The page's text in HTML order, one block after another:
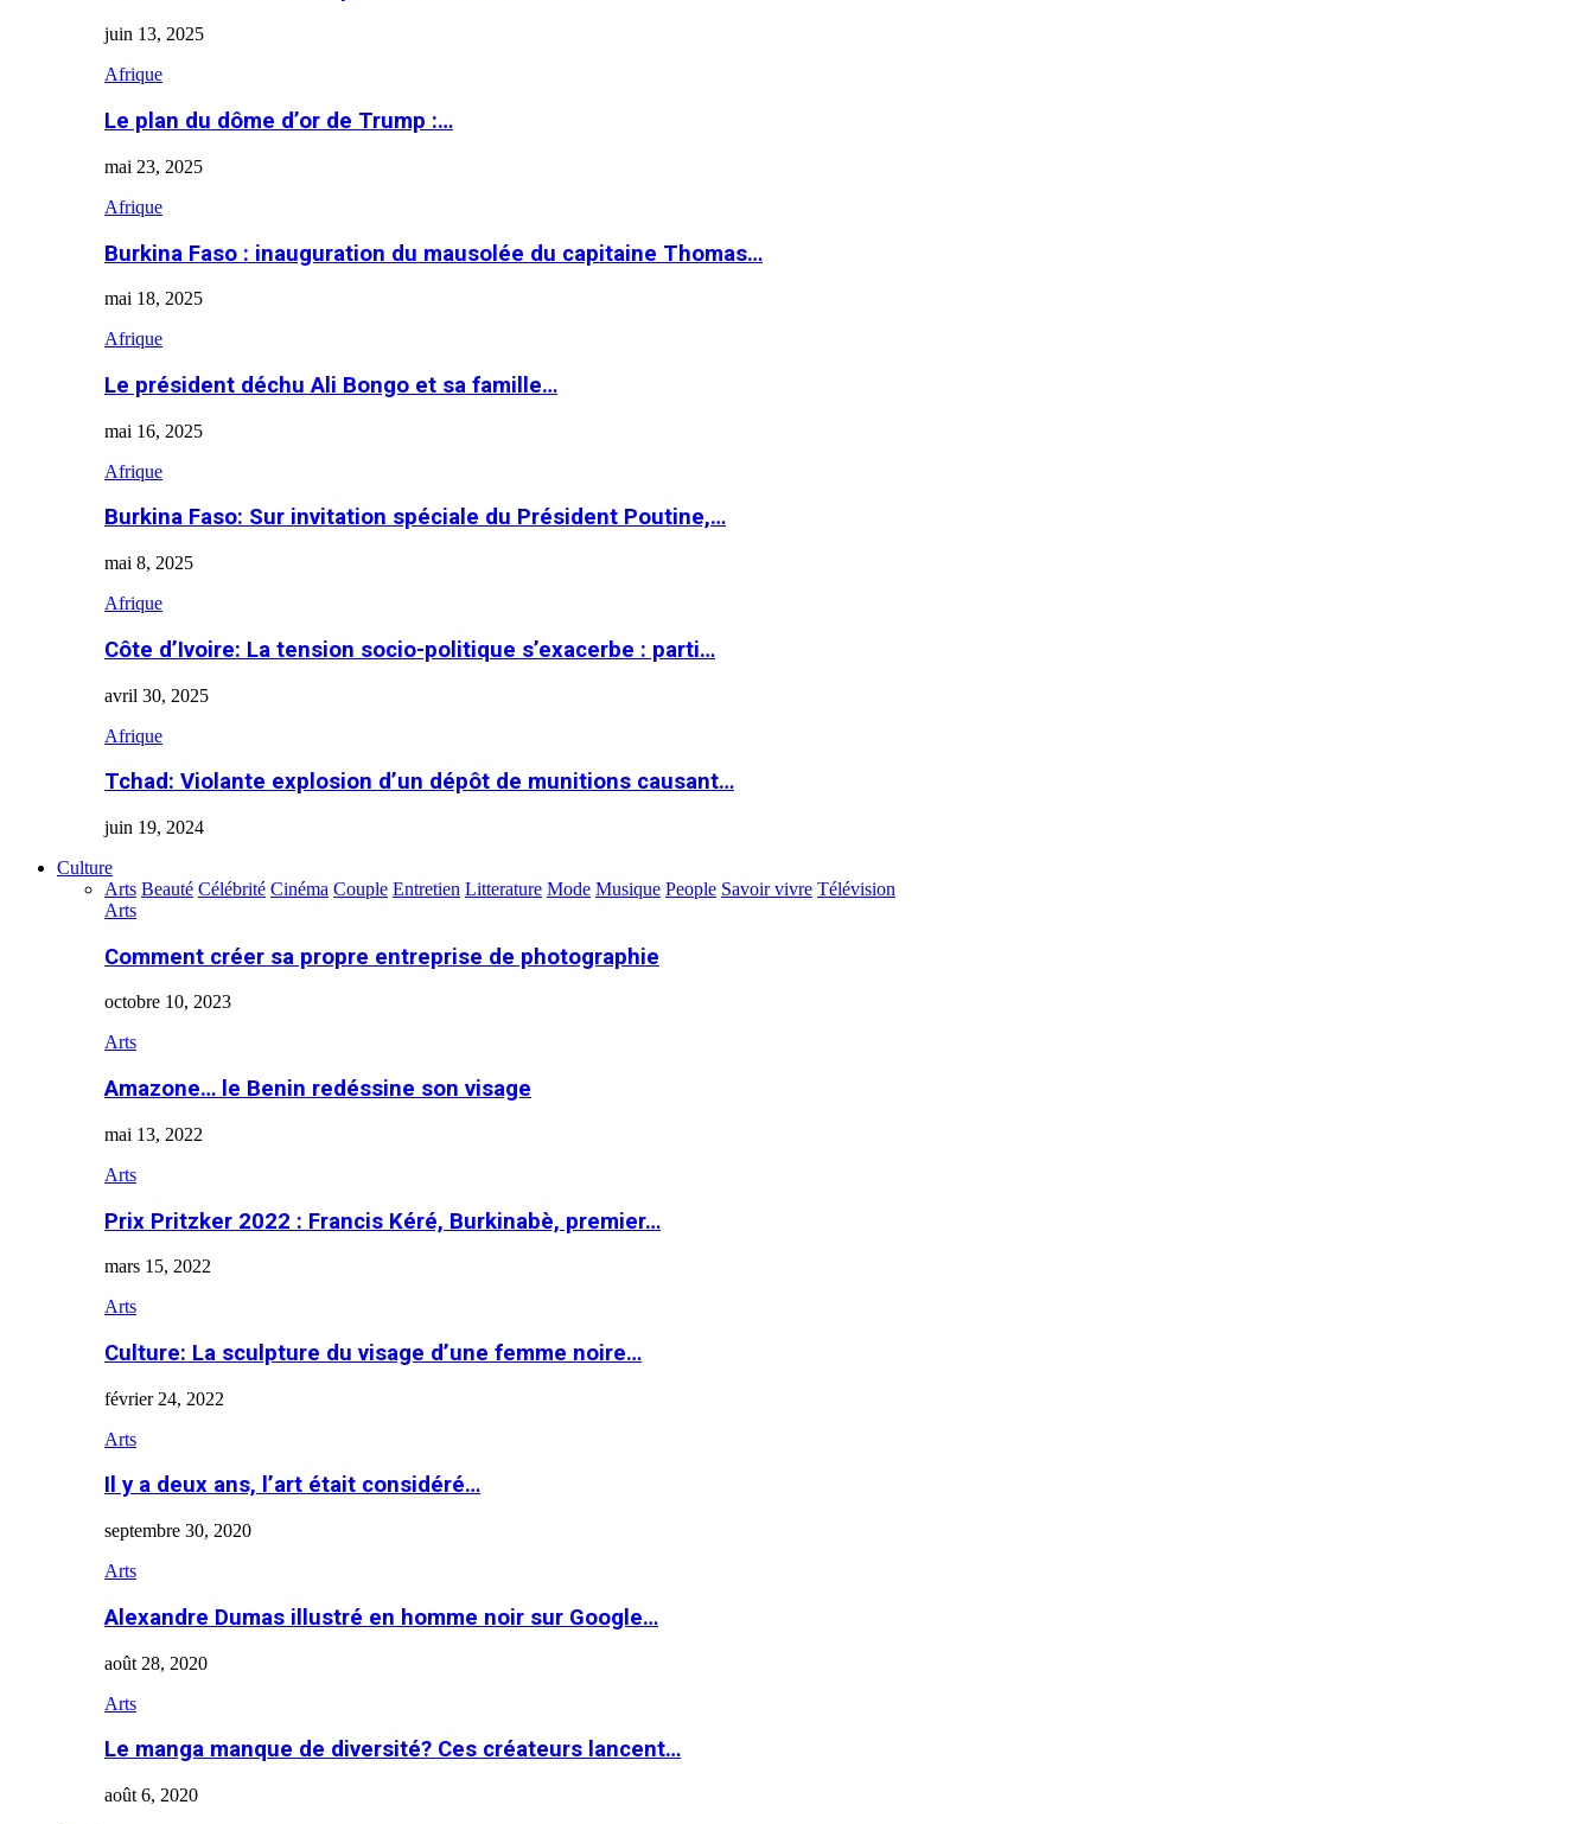
juin 13, 2025
Afrique
Le plan du dôme d’or de Trump :…
mai 23, 2025
Afrique
Burkina Faso : inauguration du mausolée du capitaine Thomas…
mai 18, 2025
Afrique
Le président déchu Ali Bongo et sa famille…
mai 16, 2025
Afrique
Burkina Faso: Sur invitation spéciale du Président Poutine,…
mai 8, 2025
Afrique
Côte d’Ivoire: La tension socio-politique s’exacerbe : parti…
avril 30, 2025
Afrique
Tchad: Violante explosion d’un dépôt de munitions causant…
juin 19, 2024
Culture
Arts Beauté Célébrité Cinéma Couple Entretien Litterature Mode Musique People Savoir vivre Télévision
Arts
Comment créer sa propre entreprise de photographie
octobre 10, 2023
Arts
Amazone… le Benin redéssine son visage
mai 13, 2022
Arts
Prix Pritzker 2022 : Francis Kéré, Burkinabè, premier…
mars 15, 2022
Arts
Culture: La sculpture du visage d’une femme noire…
février 24, 2022
Arts
Il y a deux ans, l’art était considéré…
septembre 30, 2020
Arts
Alexandre Dumas illustré en homme noir sur Google…
août 28, 2020
Arts
Le manga manque de diversité? Ces créateurs lancent…
août 6, 2020